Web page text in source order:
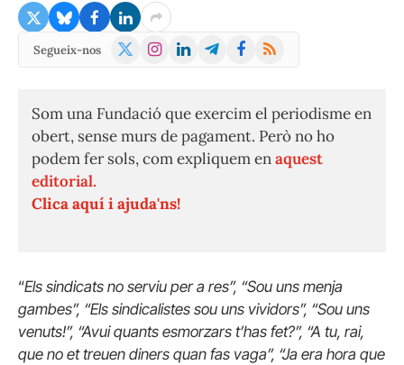
Segueix-nos
X
Instagram
LinkedInTelegramFacebook
RSS
Som una Fundació que exercim el periodisme en
obert, sense murs de pagament. Però no ho
podem fer sols, com expliquem enaquest
editorial.
Clica aquí i ajuda'ns!
“Els sindicats no serviu per a res”, “Sou uns menja
gambes”, “Els sindicalistes sou uns vividors”, “Sou uns
venuts!”, “Avui quants esmorzars t’has fet?”, “A tu, rai,
que no et treuen diners quan fas vaga”, “Ja era hora que